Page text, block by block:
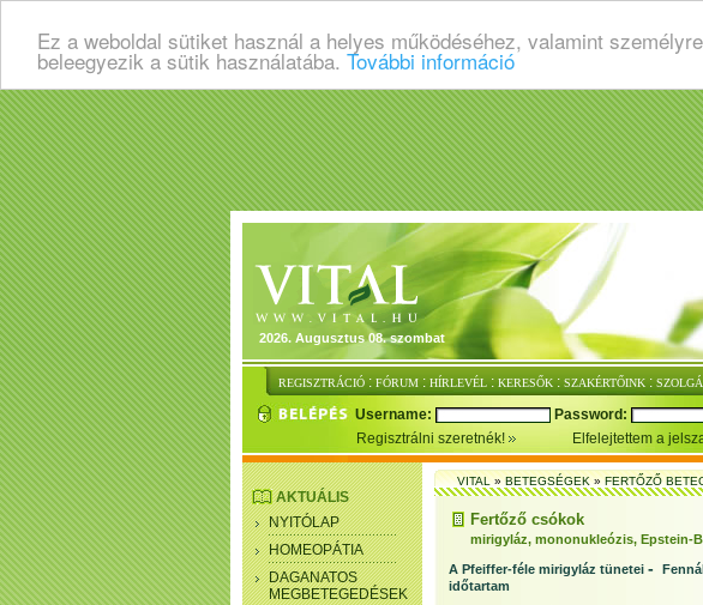
Ez a weboldal sütiket használ a helyes működéséhez, valamint
beleegyezik a sütik használatába. További információ
2026. Augusztus 08. szombat
REGISZTRÁCIÓ : FÓRUM : HÍRLEVÉL : KERESŐK : SZAKÉRTŐINK :
Username: Password:
Regisztrálni szeretnék!
Elfelejtettem a
AKTUÁLIS
NYITÓLAP
HOMEOPÁTIA
DAGANATOS
MEGBETEGEDÉSEK
VITAL»BETEGSÉGEK»FERTŐZŐ
Fertőző csókok
mirigyláz, mononukleózis, Epstein-
A Pfeiffer-féle mirigyláz tünetei -
időtartam